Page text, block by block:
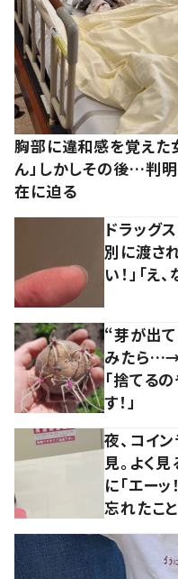
胸部に違和感を覚えた
ん」しかしその後…判
在に迫る
ドラッグ
別に渡さ
い！」「え
“芽が出
みたら…→
「捨てる
す！」
夜、コイ
見。よく
に「エーッ
忘れたこ